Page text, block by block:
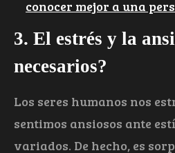
conocer mejor a una
3. El estrés y la
necesarios?
Los seres humanos nos
sentimos ansiosos ante
variados. De hecho, es